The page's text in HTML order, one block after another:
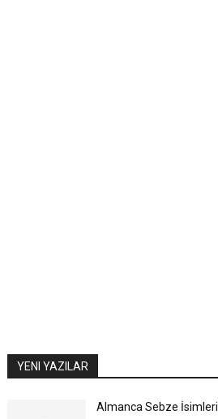
YENI YAZILAR
Almanca Sebze İsimleri